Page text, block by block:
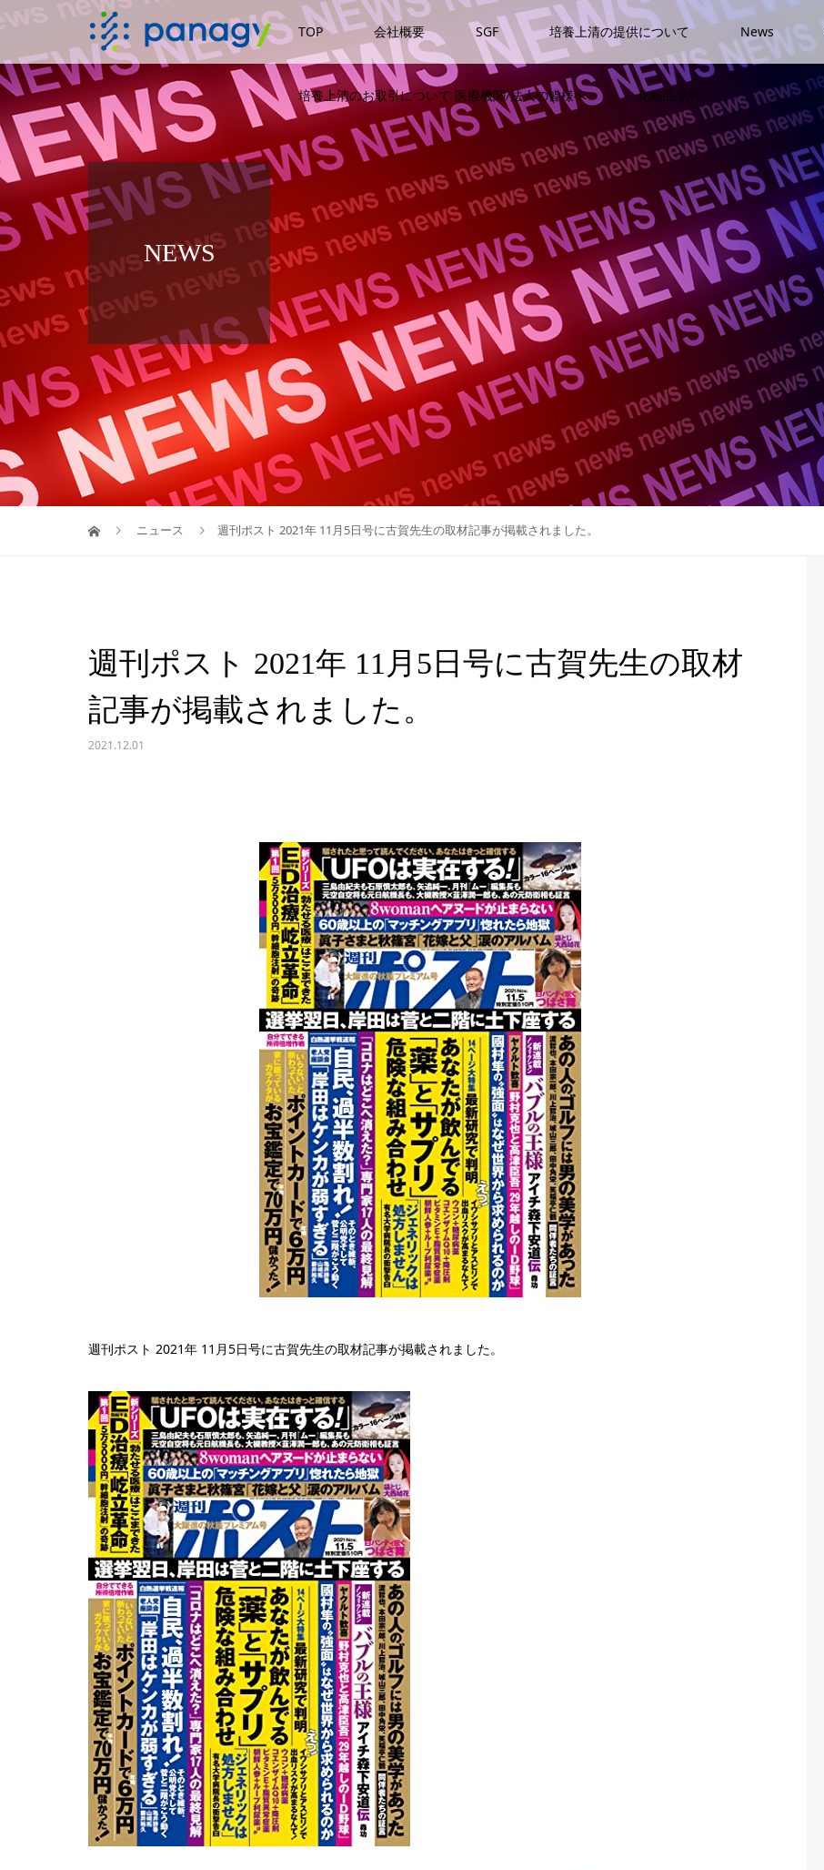
TOP 会社概要 SGF 培養上清の提供について News
培養上清のお取引について 医療機関/法人の皆様へ 化粧品原料
NEWS
ニュース 週刊ポスト 2021年 11月5日号に古賀先生の取材記事が掲載されました。
週刊ポスト 2021年 11月5日号に古賀先生の取材
記事が掲載されました。
2021.12.01
週刊ポスト 2021年 11月5日号に古賀先生の取材記事が掲載されました。